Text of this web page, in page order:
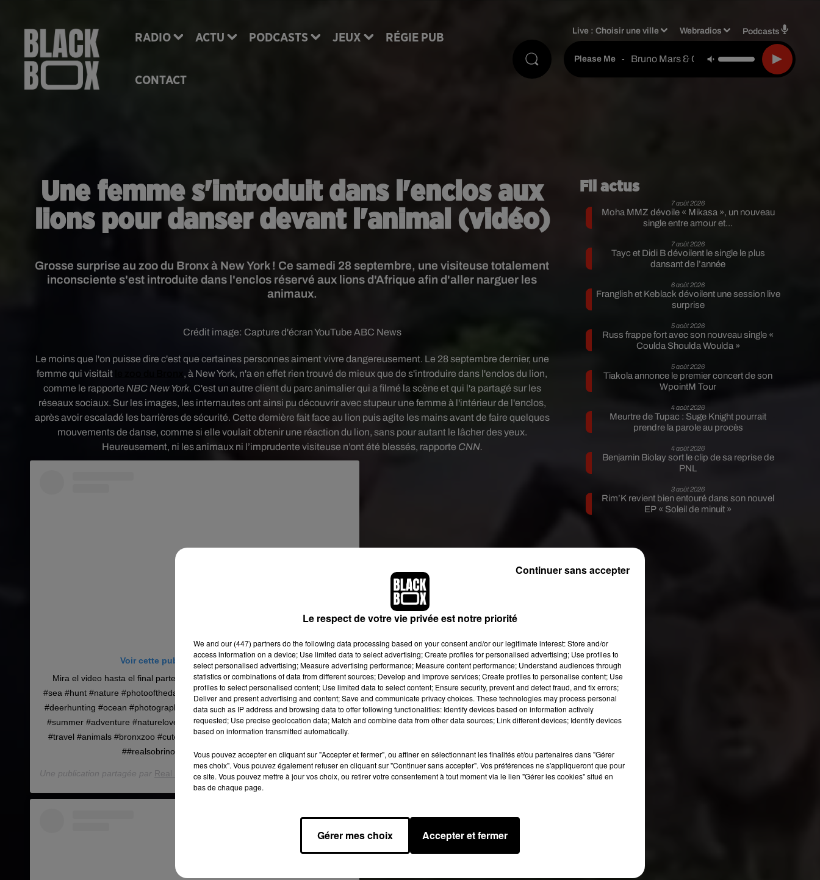
RADIO ACTU PODCASTS JEUX RÉGIE PUB
CONTACT
Live :Choisir une ville Webradios Podcasts
Please Me - Bruno Mars & Cardi B
Une femme s'introduit dans l'enclos aux
lions pour danser devant l'animal (vidéo)
Grosse surprise au zoo du Bronx à New York ! Ce samedi 28 septembre, une visiteuse totalement
inconsciente s'est introduite dans l'enclos réservé aux lions d'Afrique afin d'aller narguer les
animaux.
Crédit image: Capture d'écran YouTube ABC News
Le moins que l'on puisse dire c'est que certaines personnes aiment vivre dangereusement. Le 28 septembre dernier, une
femme qui visitait
, à New York, n'a en effet rien trouvé de mieux que de s'introduire dans l'enclos du lion,
comme le rapporte NBC New York. C'est un autre client du parc animalier qui a filmé la scène et qui l'a partagé sur les
réseaux sociaux. Sur les images, les internautes ont ainsi pu découvrir avec stupeur une femme à l'intérieur de l'enclos,
après avoir escaladé les barrières de sécurité. Cette dernière fait face au lion puis agite les mains avant de faire quelques
mouvements de danse, comme si elle voulait obtenir une réaction du lion, sans pour autant le lâcher des yeux.
Heureusement, ni les animaux ni l’imprudente visiteuse n’ont été blessés, rapporte CNN.
Voir cette publication sur Instagram
Mira el video hasta el final parte 2 �x� by @realsobrino . . . . . #beach
#sea #hunt #nature #photooftheday #whatgetsyououtdoors #wildlife #outdoors
#deerhunting #ocean #photography #huntingseason #fishing #photo #hunting
#summer #adventure #naturelovers #animal #bowhunting #beautiful #hunter
#travel #animals #bronxzoo #cute #naturephotography #wildlifephotography
##realsobrino art via @hashtagexpert
Une publication partagée par Real Sobrino(@realsobrino) le29 Sept. 2019 à 1 :26 PDT
Fil actus
7 août 2026
Moha MMZ dévoile « Mikasa », un nouveau
single entre amour et...
7 août 2026
Tayc et Didi B dévoilent le single le plus
dansant de l’année
6 août 2026
Franglish et Keblack dévoilent une session live
surprise
5 août 2026
Russ frappe fort avec son nouveau single «
Coulda Shoulda Woulda »
5 août 2026
Tiakola annonce le premier concert de son
WpointM Tour
4 août 2026
Meurtre de Tupac : Suge Knight pourrait
prendre la parole au procès
4 août 2026
Benjamin Biolay sort le clip de sa reprise de
PNL
3 août 2026
Rim’K revient bien entouré dans son nouvel
EP « Soleil de minuit »
Le respect de votre vie privée est notre priorité
We and our (447) partnersdo the following data processing based on your consent and/or our legitimate interest: Store and/or
access information on a device; Use limited data to select advertising; Create profiles for personalised advertising; Use profiles to
select personalised advertising; Measure advertising performance; Measure content performance; Understand audiences through
statistics or combinations of data from different sources; Develop and improve services; Create profiles to personalise content; Use
profiles to select personalised content; Use limited data to select content; Ensure security, prevent and detect fraud, and fix errors;
Deliver and present advertising and content; Save and communicate privacy choices. These technologies may process personal
data such as IP address and browsing data to offer following functionalities: Identify devices based on information actively
requested; Use precise geolocation data; Match and combine data from other data sources; Link different devices; Identify devices
based on information transmitted automatically.
Vous pouvez accepter en cliquant sur "Accepter et fermer", ou affiner en sélectionnant les finalités et/ou partenaires dans "Gérer
mes choix". Vous pouvez également refuser en cliquant sur "Continuer sans accepter". Vos préférences ne s'appliqueront que pour
ce site. Vous pouvez mettre à jour vos choix, ou retirer votre consentement à tout moment via le lien "Gérer les cookies" situé en
bas de chaque page.
Gérer mes choix Accepter et fermer
Continuer sans accepter